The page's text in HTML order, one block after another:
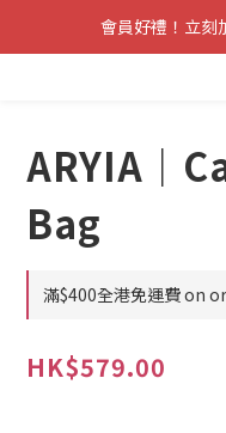
會員好禮！立刻
ARYIA｜
Bag
滿$400全港免運費 on
HK$579.00